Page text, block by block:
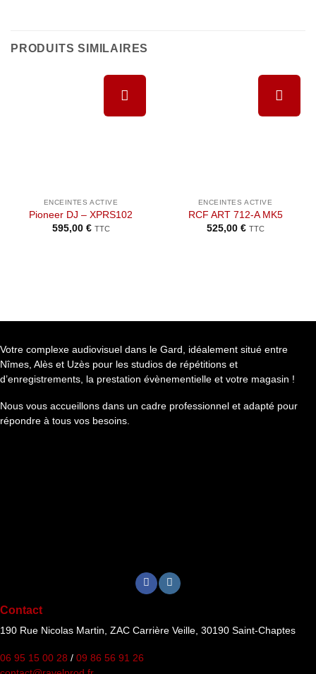
PRODUITS SIMILAIRES
ENCEINTES ACTIVE
Pioneer DJ – XPRS102
595,00 € TTC
ENCEINTES ACTIVE
RCF ART 712-A MK5
525,00 € TTC
Votre complexe audiovisuel dans le Gard, idéalement situé entre
Nîmes, Alès et Uzès pour les studios de répétitions et
d’enregistrements, la prestation évènementielle et votre magasin !
Nous vous accueillons dans un cadre professionnel et adapté pour
répondre à tous vos besoins.
Contact
190 Rue Nicolas Martin, ZAC Carrière Veille, 30190 Saint-Chaptes
06 95 15 00 28 / 09 86 56 91 26